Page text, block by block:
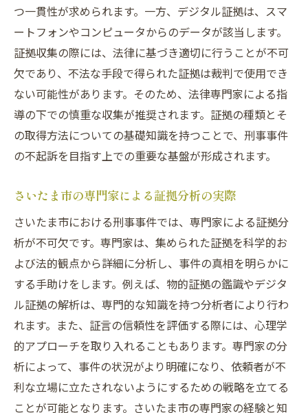
つ一貫性が求められます。一方、デジタル証拠は、スマ
ートフォンやコンピュータからのデータが該当します。
証拠収集の際には、法律に基づき適切に行うことが不可
欠であり、不法な手段で得られた証拠は裁判で使用でき
ない可能性があります。そのため、法律専門家による指
導の下での慎重な収集が推奨されます。証拠の種類とそ
の取得方法についての基礎知識を持つことで、刑事事件
の不起訴を目指す上での重要な基盤が形成されます。
さいたま市の専門家による証拠分析の実際
さいたま市における刑事事件では、専門家による証拠分
析が不可欠です。専門家は、集められた証拠を科学的お
よび法的観点から詳細に分析し、事件の真相を明らかに
する手助けをします。例えば、物的証拠の鑑識やデジタ
ル証拠の解析は、専門的な知識を持つ分析者により行わ
れます。また、証言の信頼性を評価する際には、心理学
的アプローチを取り入れることもあります。専門家の分
析によって、事件の状況がより明確になり、依頼者が不
利な立場に立たされないようにするための戦略を立てる
ことが可能となります。さいたま市の専門家の経験と知